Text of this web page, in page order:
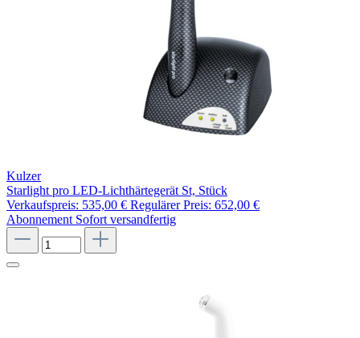
Kulzer
Starlight pro LED-Lichthärtegerät St, Stück
Verkaufspreis: 535,00 € Regulärer Preis: 652,00 €
Abonnement Sofort versandfertig